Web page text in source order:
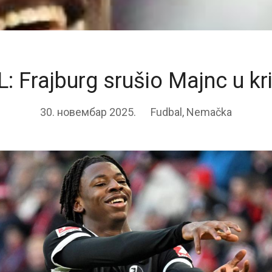
Frajburg srušio Majnc u
30. новембар 2025. Fudbal , Nemačka